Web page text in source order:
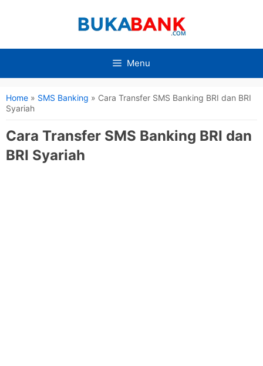
Menu
Home » SMS Banking » Cara Transfer SMS Banking BRI dan BRI
Syariah
Cara Transfer SMS Banking BRI dan
BRI Syariah